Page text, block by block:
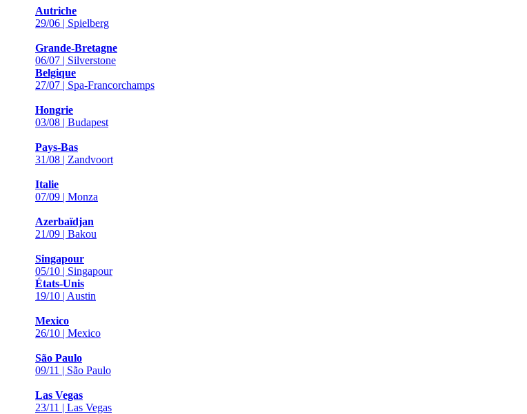
Autriche
29/06 | Spielberg
Grande-Bretagne
06/07 | Silverstone
Belgique
27/07 | Spa-Francorchamps
Hongrie
03/08 | Budapest
Pays-Bas
31/08 | Zandvoort
Italie
07/09 | Monza
Azerbaïdjan
21/09 | Bakou
Singapour
05/10 | Singapour
États-Unis
19/10 | Austin
Mexico
26/10 | Mexico
São Paulo
09/11 | São Paulo
Las Vegas
23/11 | Las Vegas